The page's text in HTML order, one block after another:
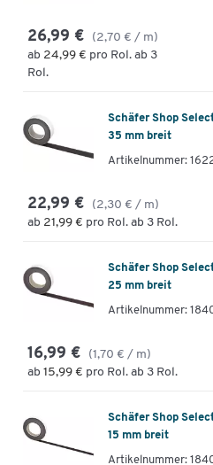
26,99 €
(2,70 € / m)
ab 24,99 € pro Rol. ab 3
Rol.
Schäfer Shop
35 mm breit
Artikelnummer:
22,99 €
(2,30 € / m)
ab 21,99 € pro Rol. ab 3 Rol.
Schäfer Shop
25 mm breit
Artikelnummer:
16,99 €
(1,70 € / m)
ab 15,99 € pro Rol. ab 3 Rol.
Schäfer Shop
15 mm breit
Artikelnummer: